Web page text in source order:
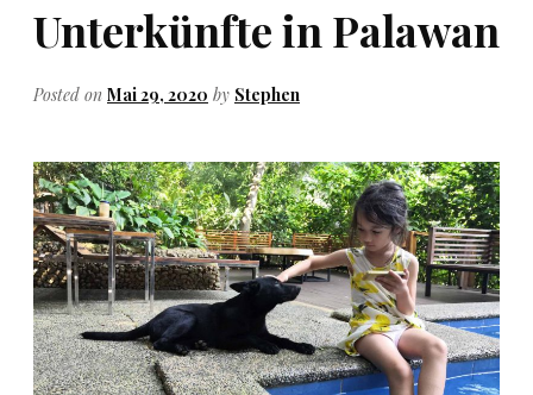
Unterkünfte in Palawan
Posted on Mai 29, 2020 by Stephen